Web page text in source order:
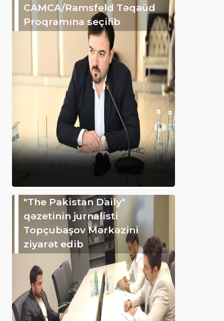
CAMCA/Ramsfeld Təqaüd
Proqramına seçilib
"The Pakistan Daily"
qəzetinin jurnalisti
Topçubaşov Mərkəzini
ziyarət edib